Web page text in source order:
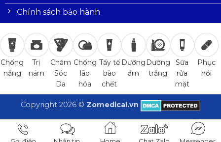
Chính sách bảo hành
Chống
nắng
Trị
nám
Chăm
Sóc
Da
Chống
lão
hóa
Tẩy tế
bào
chết
Dưỡng
ẩm
Dưỡng
trắng
Sữa
rửa
mặt
Phục
hồi
Copyright 2026 © Zomedical.vn